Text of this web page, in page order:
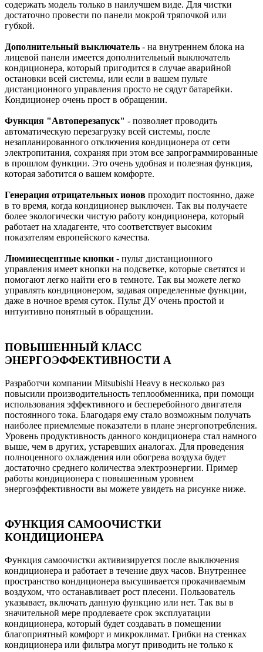
содержать модель только в наилучшем виде. Для чистки
достаточно провести по панели мокрой тряпочкой или
губкой.
Дополнительный выключатель - на внутреннем блока на
лицевой панели имеется дополнительный выключатель
кондиционера, который пригодится в случае аварийной
остановки всей системы, или если в вашем пульте
дистанционного управления просто не сядут батарейки.
Кондиционер очень прост в обращении.
Функция "Автоперезапуск" - позволяет проводить
автоматическую перезагрузку всей системы, после
незапланированного отключения кондиционера от сети
электропитания, сохраняя при этом все запрограммированные
в прошлом функции. Это очень удобная и полезная функция,
которая заботится о вашем комфорте.
Генерация отрицательных ионов проходит постоянно, даже
в то время, когда кондиционер выключен. Так вы получаете
более экологически чистую работу кондиционера, который
работает на хладагенте, что соответствует высоким
показателям европейского качества.
Люминесцентные кнопки - пульт дистанционного
управления имеет кнопки на подсветке, которые светятся и
помогают легко найти его в темноте. Так вы можете легко
управлять кондиционером, задавая определенные функции,
даже в ночное время суток. Пульт ДУ очень простой и
интуитивно понятный в обращении.
ПОВЫШЕННЫЙ КЛАСС
ЭНЕРГОЭФФЕКТИВНОСТИ А
Разработчи компании Mitsubishi Heavy в несколько раз
повысили производительность теплообменника, при помощи
использования эффективного и бесперебойного двигателя
постоянного тока. Благодаря ему стало возможным получать
наиболее приемлемые показатели в плане энергопотребления.
Уровень продуктивность данного кондиционера стал намного
выше, чем в других, устаревших аналогах. Для проведения
полноценного охлаждения или обогрева воздуха будет
достаточно среднего количества электроэнергии. Пример
работы кондиционера с повышенным уровнем
энергоэффективности вы можете увидеть на рисунке ниже.
ФУНКЦИЯ САМООЧИСТКИ
КОНДИЦИОНЕРА
Функция самоочистки активизируется после выключения
кондиционера и работает в течение двух часов. Внутреннее
пространство кондиционера высушивается прокачиваемым
воздухом, что останавливает рост плесени. Пользователь
указывает, включать данную функцию или нет. Так вы в
значительной мере продлеваете срок эксплуатации
кондиционера, который будет создавать в помещении
благоприятный комфорт и микроклимат. Грибки на стенках
кондиционера или фильтра могут приводить не только к